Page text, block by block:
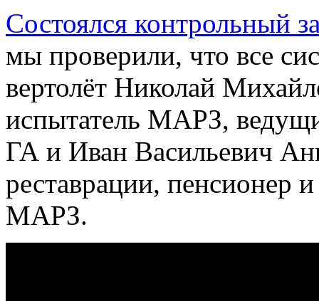
Состоялся контрольный
мы проверили, что все
вертолёт Николай
испытатель МАРЗ,
ГА и Иван Васильевич
реставрации, пенсионер
МАРЗ.